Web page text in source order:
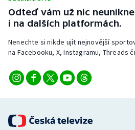
Odteď vám už nic
i na dalších platformách.
Nenechte si nikde ujít nejnovější
na Facebooku, X, Instagramu, Threads